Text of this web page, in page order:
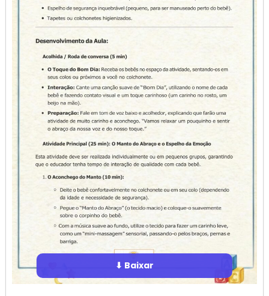
⬇ Baixar